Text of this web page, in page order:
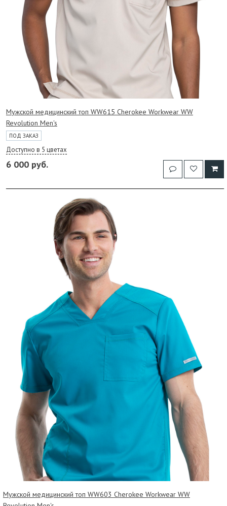
Мужской медицинский топ WW615 Cherokee Workwear WW
Revolution Men's
ПОД ЗАКАЗ
Доступно в 5 цветах
6 000 руб.
Мужской медицинский топ WW603 Cherokee Workwear WW